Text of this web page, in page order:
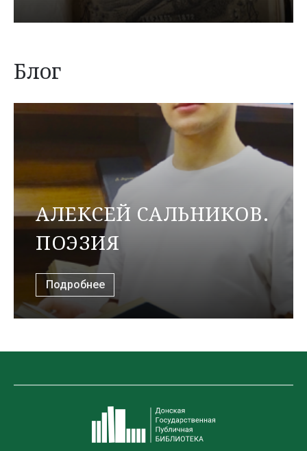
Блог
АЛЕКСЕЙ САЛЬНИКОВ.
ПОЭЗИЯ
Подробнее